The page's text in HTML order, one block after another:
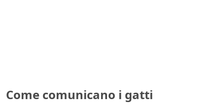
Come comunicano i gatti